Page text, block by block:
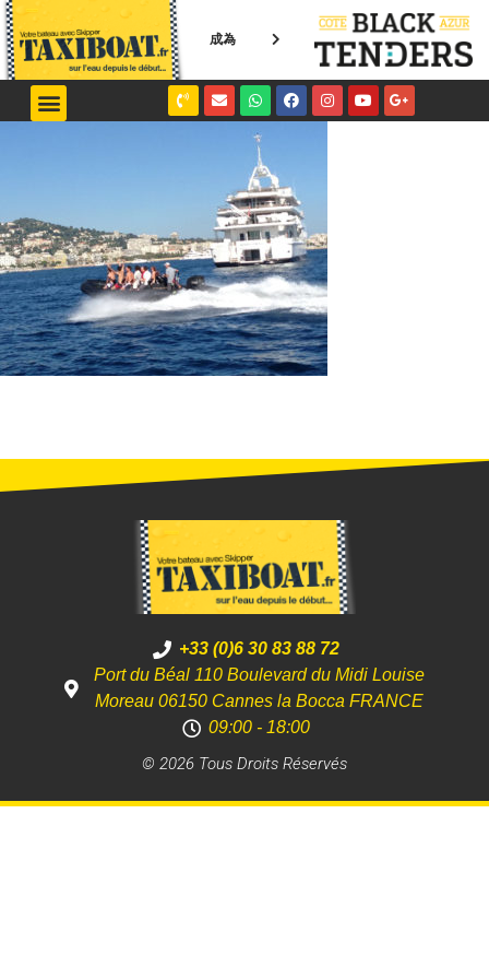
成為
+33 (0)6 30 83 88 72
Port du Béal 110 Boulevard du Midi Louise
Moreau 06150 Cannes la Bocca FRANCE
09:00 - 18:00
© 2026 Tous Droits Réservés